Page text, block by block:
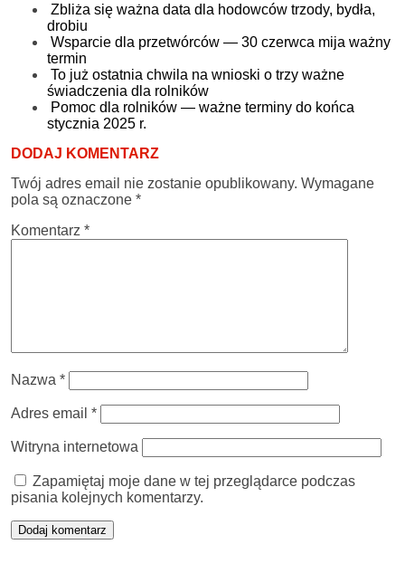
Zbliża się ważna data dla hodowców trzody, bydła,
drobiu
Wsparcie dla przetwórców — 30 czerwca mija ważny
termin
To już ostatnia chwila na wnioski o trzy ważne
świadczenia dla rolników
Pomoc dla rolników — ważne terminy do końca
stycznia 2025 r.
DODAJ KOMENTARZ
Twój adres email nie zostanie opublikowany. Wymagane
pola są oznaczone *
Komentarz *
Nazwa *
Adres email *
Witryna internetowa
Zapamiętaj moje dane w tej przeglądarce podczas
pisania kolejnych komentarzy.